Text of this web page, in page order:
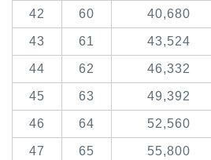
42 60 40,680
43 61 43,524
44 62 46,332
45 63 49,392
46 64 52,560
47 65 55,800